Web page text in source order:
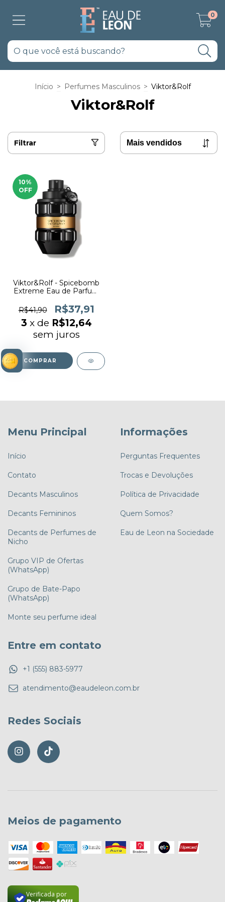
0
Início > Perfumes Masculinos > Viktor&Rolf
Viktor&Rolf
Filtrar
10%
OFF
Viktor&Rolf - Spicebomb
Extreme Eau de Parfum
R$41,90
R$37,91
3 x de R$12,64
sem juros
COMPRAR
Menu Principal
Início
Contato
Decants Masculinos
Decants Femininos
Decants de Perfumes de
Nicho
Grupo VIP de Ofertas
(WhatsApp)
Grupo de Bate-Papo
(WhatsApp)
Monte seu perfume ideal
Informações
Perguntas Frequentes
Trocas e Devoluções
Política de Privacidade
Quem Somos?
Eau de Leon na Sociedade
Entre em contato
+1 (555) 883-5977
atendimento@eaudeleon.com.br
Redes Sociais
Meios de pagamento
Verificada por